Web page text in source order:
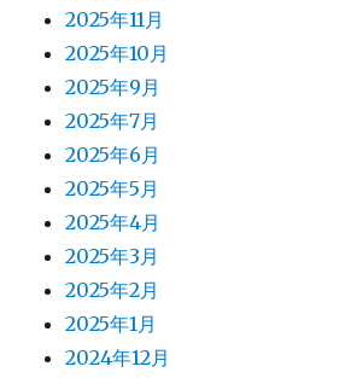
2025年11月
2025年10月
2025年9月
2025年7月
2025年6月
2025年5月
2025年4月
2025年3月
2025年2月
2025年1月
2024年12月